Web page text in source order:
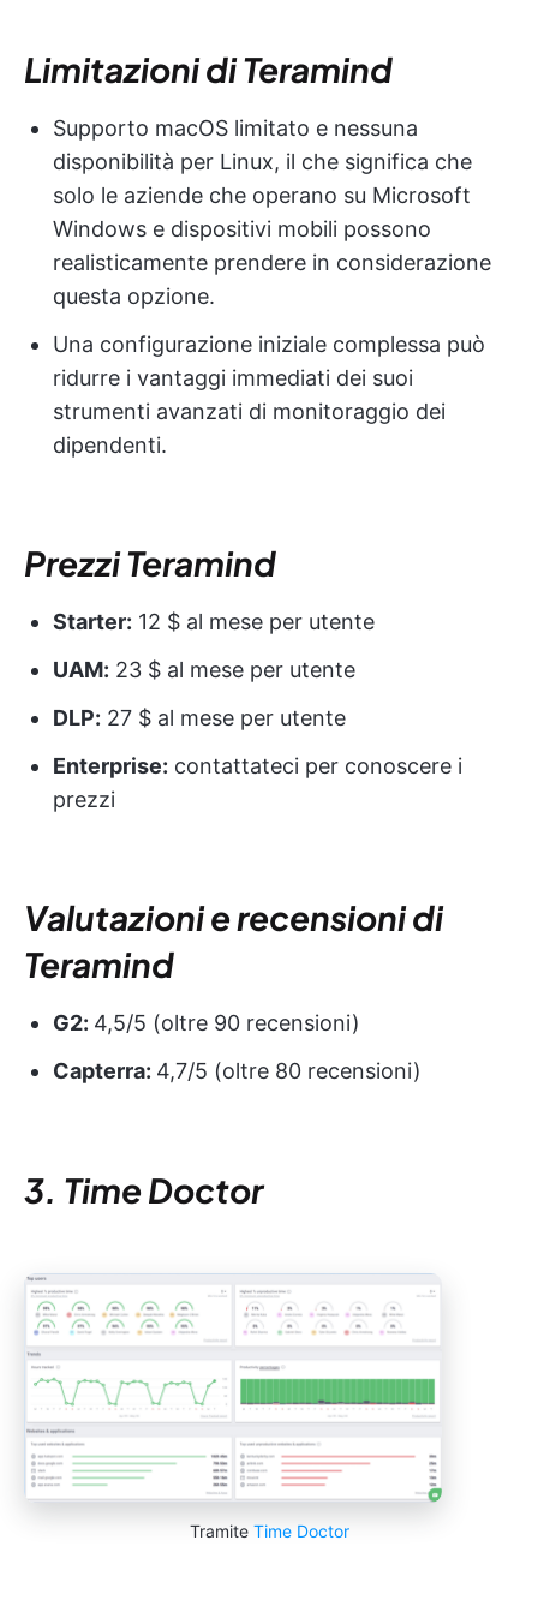
Limitazioni di Teramind
Supporto macOS limitato e nessuna
disponibilità per Linux, il che significa che
solo le aziende che operano su Microsoft
Windows e dispositivi mobili possono
realisticamente prendere in considerazione
questa opzione.
Una configurazione iniziale complessa può
ridurre i vantaggi immediati dei suoi
strumenti avanzati di monitoraggio dei
dipendenti.
Prezzi Teramind
Starter: 12 $ al mese per utente
UAM: 23 $ al mese per utente
DLP: 27 $ al mese per utente
Enterprise: contattateci per conoscere i
prezzi
Valutazioni e recensioni di
Teramind
G2: 4,5/5 (oltre 90 recensioni)
Capterra: 4,7/5 (oltre 80 recensioni)
3. Time Doctor
Tramite Time Doctor